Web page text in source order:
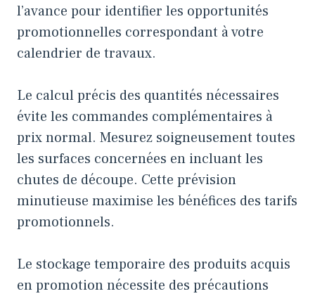
l’avance pour identifier les opportunités
promotionnelles correspondant à votre
calendrier de travaux.
Le calcul précis des quantités nécessaires
évite les commandes complémentaires à
prix normal. Mesurez soigneusement toutes
les surfaces concernées en incluant les
chutes de découpe. Cette prévision
minutieuse maximise les bénéfices des tarifs
promotionnels.
Le stockage temporaire des produits acquis
en promotion nécessite des précautions